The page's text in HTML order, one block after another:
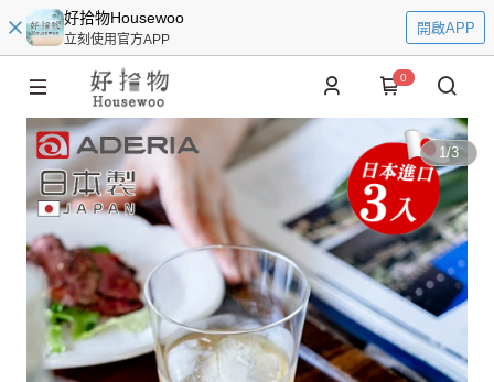
好拾物Housewoo
立刻使用官方APP
開啟APP
0
1/3